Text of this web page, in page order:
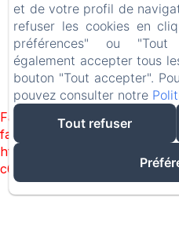
Créé
Failed to load BookingEngine/
failed. (missing:
https://
c6e932f9d3d27b65-
et de votre profil de
refuser les cookies en
préférences" ou
également accepter tous
bouton "Tout accepter".
pouvez consulter notre
Tout refuser